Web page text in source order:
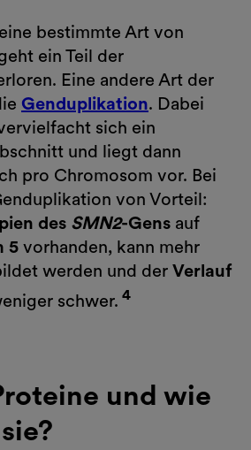
bestimmte Art von
ein Teil der
Eine andere Art der
Genduplikation. Dabei
sich ein
und liegt dann
pro Chromosom vor. Bei
von Vorteil:
des SMN2-Gens auf
5 vorhanden, kann mehr
werden und der Verlauf
schwer. 4
und wie